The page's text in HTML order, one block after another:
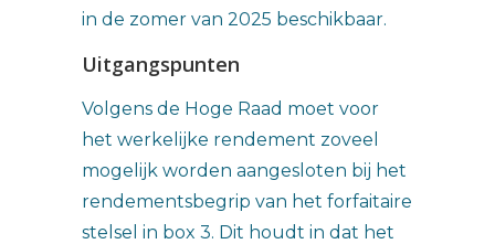
in de zomer van 2025 beschikbaar.
Uitgangspunten
Volgens de Hoge Raad moet voor
het werkelijke rendement zoveel
mogelijk worden aangesloten bij het
rendementsbegrip van het forfaitaire
stelsel in box 3. Dit houdt in dat het